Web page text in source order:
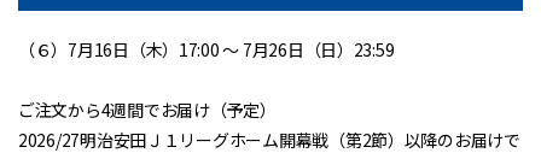
（６）7月16日（木）17:00 〜 7月26日（日）23:59
ご注文から4週間でお届け（予定）
2026/27明治安田Ｊ１リーグホーム開幕戦（第2節）以降のお届けで